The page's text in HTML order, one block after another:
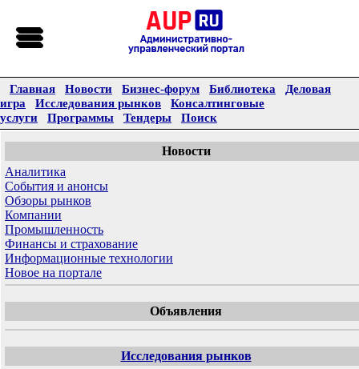
Главная Новости Бизнес-форум Библиотека
Деловая
игра
Исследования рынков
Консалтинговые
услуги
Программы Тендеры Поиск
Новости
Аналитика
События и анонсы
Обзоры рынков
Компании
Промышленность
Финансы и страхование
Информационные технологии
Новое на портале
Объявления
Исследования рынков